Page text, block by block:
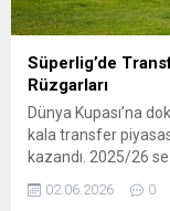
19 Temmuz tarihleri
Süperlig’de
Rüzgarları
Dünya Kupası’na
kala transfer
kazandı. 2025/26
Galatasaray’da
02.06.2026 0